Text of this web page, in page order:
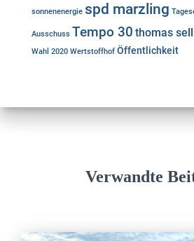
sonnenenergie spd marzling
Ausschuss Tempo 30 thomas
Wahl 2020 Wertstoffhof Öffentlichkeit
Verwandte